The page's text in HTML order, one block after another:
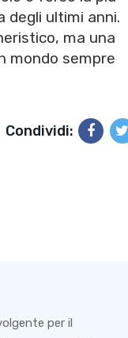
degli ultimi anni.
ma una
mondo sempre
Condividi:
per il